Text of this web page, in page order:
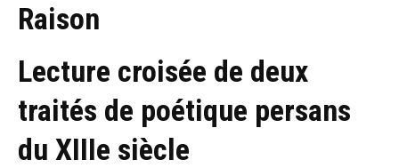
Raison
Lecture croisée de deux
traités de poétique persans
du XIIIe siècle